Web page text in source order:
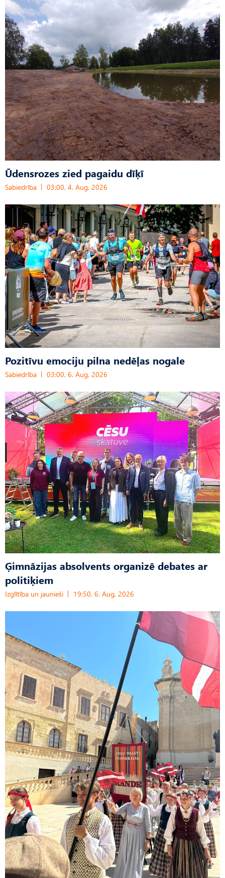
Ūdensrozes zied pagaidu dīķī
Sabiedrība 03:00, 4. Aug, 2026
Pozitīvu emociju pilna nedēļas nogale
Sabiedrība 03:00, 6. Aug, 2026
Ģimnāzijas absolvents organizē debates ar
politiķiem
Izglītība un jaunieši 19:50, 6. Aug, 2026